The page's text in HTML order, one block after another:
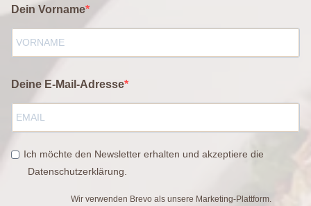
Dein Vorname
Deine E-Mail-Adresse
Ich möchte den Newsletter erhalten und akzeptiere die
Datenschutzerklärung.
Wir verwenden Brevo als unsere Marketing-Plattform.